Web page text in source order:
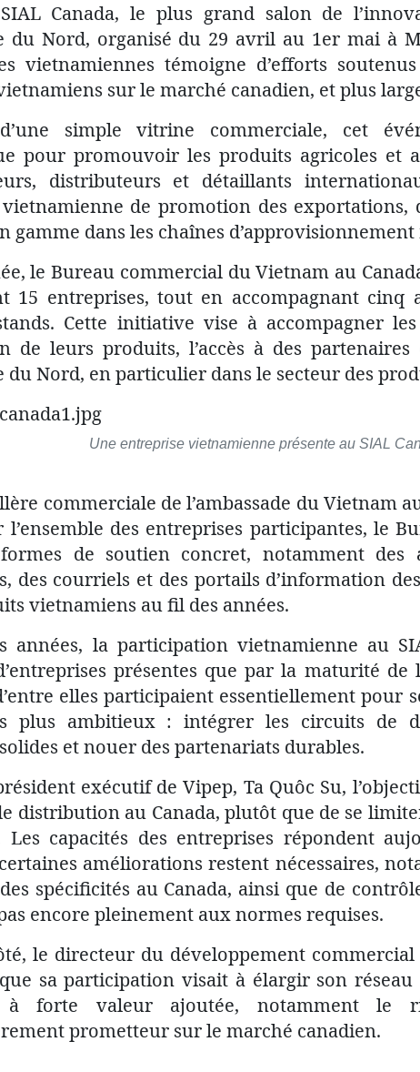
Canada, le plus grand salon de
du Nord, organisé du 29 avril au 1er mai à
vietnamiennes témoigne d’efforts
sur le marché canadien, et plus
simple vitrine commerciale, cet
pour promouvoir les produits agricoles et
distributeurs et détaillants
de promotion des exportations,
gamme dans les chaînes
le Bureau commercial du Vietnam au
15 entreprises, tout en accompagnant cinq
Cette initiative vise à accompagner
de leurs produits, l’accès à des
du Nord, en particulier dans le secteur des
Une entreprise vietnamienne présente au SIAL
commerciale de l’ambassade du Vietnam
l’ensemble des entreprises participantes, le
de soutien concret, notamment
des courriels et des portails d’information
vietnamiens au fil des années.
années, la participation vietnamienne au
présentes que par la maturité de
elles participaient essentiellement pour
plus ambitieux : intégrer les circuits de
et nouer des partenariats durables.
exécutif de Vipep, Ta Quôc Su,
distribution au Canada, plutôt que de se
Les capacités des entreprises répondent
améliorations restent nécessaires,
spécificités au Canada, ainsi que de
encore pleinement aux normes requises.
le directeur du développement
sa participation visait à élargir son
à forte valeur ajoutée, notamment le
prometteur sur le marché canadien.